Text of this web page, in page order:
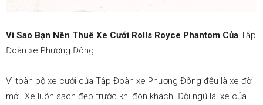
Vì Sao Bạn Nên Thuê Xe Cưới Rolls Royce Phantom Của Tập
Đoàn xe Phương Đông
Vì toàn bộ xe cưới của Tập Đoàn xe Phương Đông đều là xe đời
mới. Xe luôn sạch đẹp trước khi đón khách. Đội ngũ lái xe của